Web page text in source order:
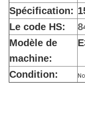
Spécification:
Le code HS:
Modèle de
machine:
Condition: